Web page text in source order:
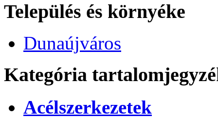
Település és környéke
Dunaújváros
Kategória
Acélszerkezetek